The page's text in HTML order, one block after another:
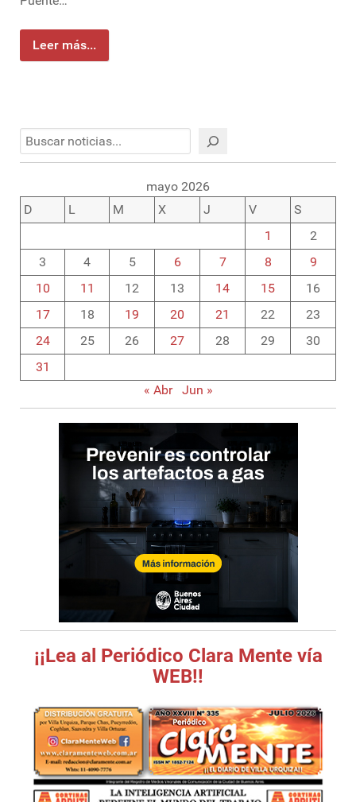
Leer más...
Buscar
mayo 2026
D
L M X J V
S
1
2
3
4 5 6 7 8
9
10
11 12 13 14 15
16
17
18 19 20 21 22
23
24
25 26 27 28 29
30
31
« Abr
Jun »
¡¡Lea al Periódico Clara Mente vía
WEB!!